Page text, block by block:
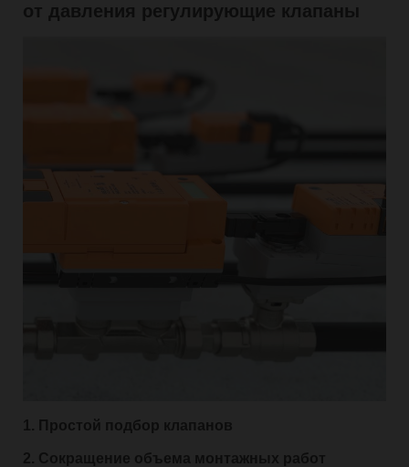
от давления регулирующие клапаны
1. Простой подбор клапанов
2. Сокращение объема монтажных работ